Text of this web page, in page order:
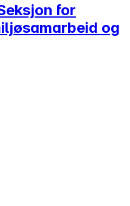
for
og